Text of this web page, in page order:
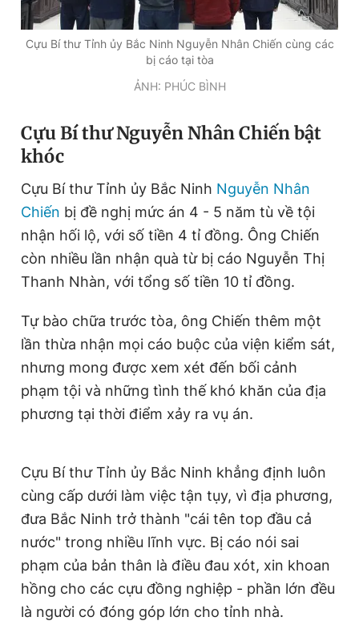
Hotline Liên hệ quảng cáo
0908 780 404
Tổng biên tập: Nguyễn Ngọc Toàn
Phó tổng biên tập thường trực: Hải Thành
Phó tổng biên tập: Lâm Hiếu Dũng
Tổng thư ký tòa soạn: Đức Trung
Giấy phép xuất bản số 110/GP - BTTTT cấp ngày 24.3.2020
© 2003-2026 Bản quyền thuộc về Báo Thanh Niên. Cấm sao
chép dưới mọi hình thức nếu không có sự chấp thuận bằng văn
bản. Phát triển bởi ePi Technologies, JSC.
Cựu Bí thư Tỉnh ủy Bắc Ninh Nguyễn Nhân Chiến cùng các
bị cáo tại tòa
ẢNH: PHÚC BÌNH
Cựu Bí thư Nguyễn Nhân Chiến bật
khóc
Cựu Bí thư Tỉnh ủy Bắc Ninh Nguyễn Nhân
Chiến bị đề nghị mức án 4 - 5 năm tù về tội
nhận hối lộ, với số tiền 4 tỉ đồng. Ông Chiến
còn nhiều lần nhận quà từ bị cáo Nguyễn Thị
Thanh Nhàn, với tổng số tiền 10 tỉ đồng.
Tự bào chữa trước tòa, ông Chiến thêm một
lần thừa nhận mọi cáo buộc của viện kiểm sát,
nhưng mong được xem xét đến bối cảnh
phạm tội và những tình thế khó khăn của địa
phương tại thời điểm xảy ra vụ án.
Cựu Bí thư Tỉnh ủy Bắc Ninh khẳng định luôn
cùng cấp dưới làm việc tận tụy, vì địa phương,
đưa Bắc Ninh trở thành "cái tên top đầu cả
nước" trong nhiều lĩnh vực. Bị cáo nói sai
phạm của bản thân là điều đau xót, xin khoan
hồng cho các cựu đồng nghiệp - phần lớn đều
là người có đóng góp lớn cho tỉnh nhà.